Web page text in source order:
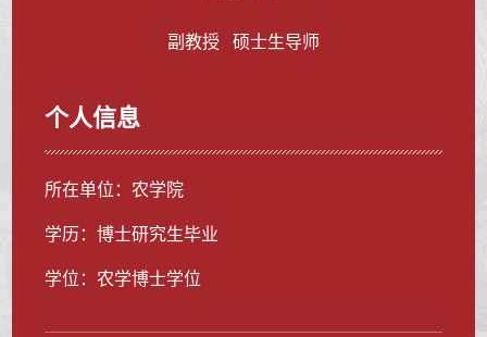
副教授 硕士生导师
个人信息
所在单位：农学院
学历：博士研究生毕业
学位：农学博士学位